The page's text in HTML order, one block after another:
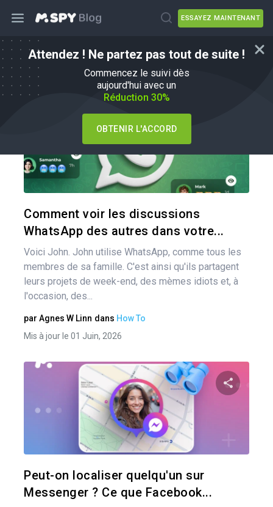
ESSAYEZ MAINTENANT
Attendez ! Ne partez pas tout de suite !
Commencez le suivi dès
aujourd'hui avec un
Réduction 30%
OBTENIR L'ACCORD
Comment faire
Comment voir les discussions
WhatsApp des autres dans votre...
Voici John. John utilise WhatsApp, comme tous les
membres de sa famille. C'est ainsi qu'ils partagent
leurs projets de week-end, des mèmes idiots et, à
l'occasion, des...
par Agnes W Linn dans How To
Mis à jour le 01 Juin, 2026
Peut-on localiser quelqu'un sur
Messenger ? Ce que Facebook...